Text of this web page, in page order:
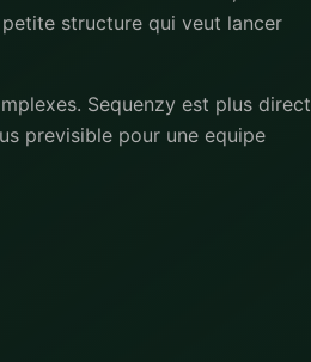
structure qui veut lancer
Sequenzy est plus direct
previsible pour une equipe